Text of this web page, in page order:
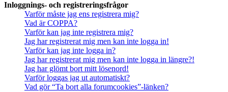
Inloggnings- och registreringsfrågor
Varför måste jag ens registrera mig?
Vad är COPPA?
Varför kan jag inte registrera mig?
Jag har registrerat mig men kan inte logga in!
Varför kan jag inte logga in?
Jag har registrerat mig men kan inte logga in längre?!
Jag har glömt bort mitt lösenord!
Varför loggas jag ut automatiskt?
Vad gör “Ta bort alla forumcookies”-länken?